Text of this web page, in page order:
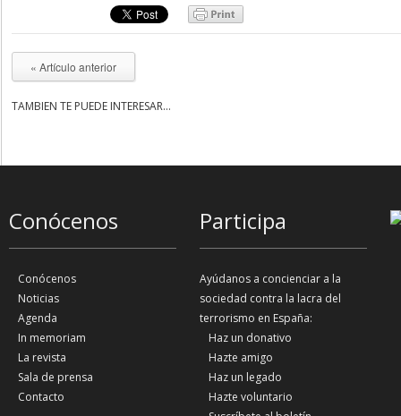
« Artículo anterior
TAMBIÉN TE PUEDE INTERESAR...
Conócenos
Conócenos
Noticias
Agenda
In memoriam
La revista
Sala de prensa
Contacto
Participa
Ayúdanos a concienciar a la
sociedad contra la lacra del
terrorismo en España:
Haz un donativo
Hazte amigo
Haz un legado
Hazte voluntario